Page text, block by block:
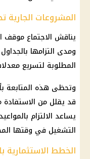
المشروعات الجارية
يناقش الاجتماع موقف
ومدى التزامها
المطلوبة لتسريع
وتحظى هذه المتابعة
قد يقلل من الاستفادة
يساعد الالتزام
التشغيل في وقتها
الخطط الاستثمارية